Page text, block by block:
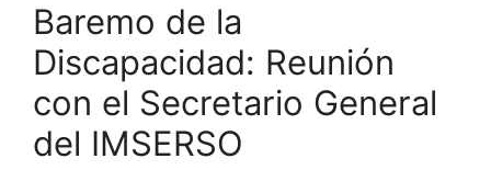
Baremo de la
Discapacidad: Reunión
con el Secretario General
del IMSERSO